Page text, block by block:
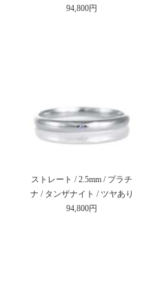
94,800円
ストレート / 2.5mm / プラチ
ナ / タンザナイト / ツヤあり
94,800円